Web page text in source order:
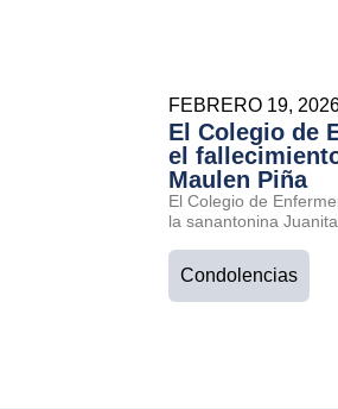
FEBRERO 19,
El Colegio de
el
Maulen Piña
El Colegio de
la sanantonina
Condolencias